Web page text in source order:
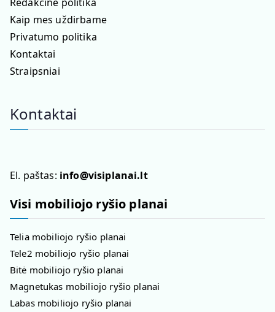
Kaip mes uždirbame
Privatumo politika
Kontaktai
Straipsniai
Kontaktai
El. paštas: info@visiplanai.lt
Visi mobiliojo ryšio planai
Telia mobiliojo ryšio planai
Tele2 mobiliojo ryšio planai
Bitė mobiliojo ryšio planai
Magnetukas mobiliojo ryšio planai
Labas mobiliojo ryšio planai